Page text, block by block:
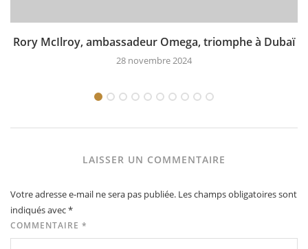
Rory McIlroy, ambassadeur Omega, triomphe à Dubaï
28 novembre 2024
LAISSER UN COMMENTAIRE
Votre adresse e-mail ne sera pas publiée. Les champs obligatoires sont
indiqués avec*
COMMENTAIRE *